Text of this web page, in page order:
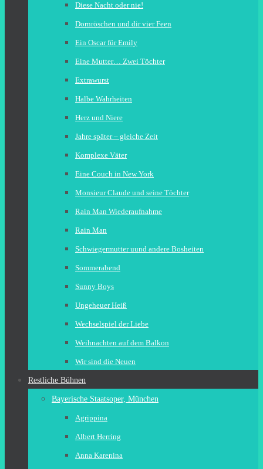
Diese Nacht oder nie!
Dornröschen und dir vier Feen
Ein Oscar für Emily
Eine Mutter… Zwei Töchter
Extrawurst
Halbe Wahrheiten
Herz und Niere
Jahre später – gleiche Zeit
Komplexe Väter
Eine Couch in New York
Monsieur Claude und seine Töchter
Rain Man Wiederaufnahme
Rain Man
Schwiegermutter uund andere Bosheiten
Sommerabend
Sunny Boys
Ungeheuer Heiß
Wechselspiel der Liebe
Weihnachten auf dem Balkon
Wir sind die Neuen
Restliche Bühnen
Bayerische Staatsoper, München
Agrippina
Albert Herring
Anna Karenina